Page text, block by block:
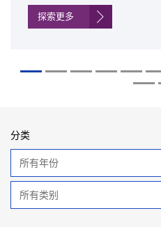
探索更多
探索更多
分类
类